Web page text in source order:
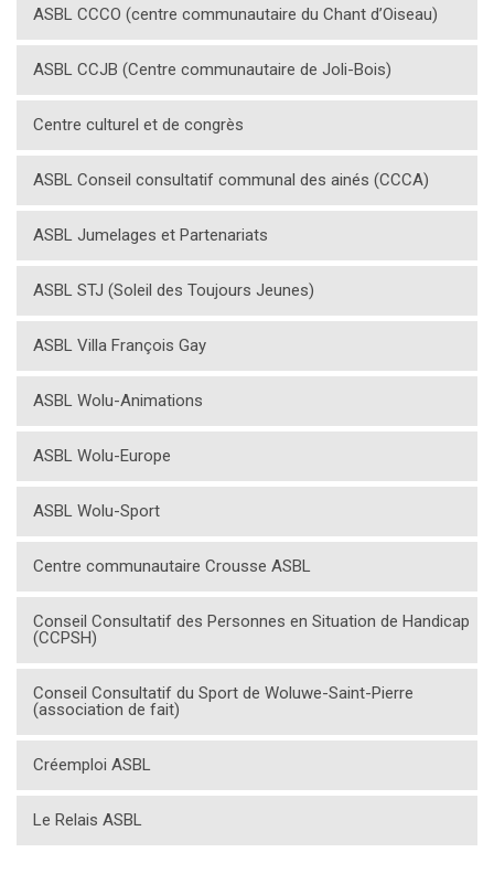
ASBL CCCO (centre communautaire du Chant d’Oiseau)
ASBL CCJB (Centre communautaire de Joli-Bois)
Centre culturel et de congrès
ASBL Conseil consultatif communal des ainés (CCCA)
ASBL Jumelages et Partenariats
ASBL STJ (Soleil des Toujours Jeunes)
ASBL Villa François Gay
ASBL Wolu-Animations
ASBL Wolu-Europe
ASBL Wolu-Sport
Centre communautaire Crousse ASBL
Conseil Consultatif des Personnes en Situation de Handicap
(CCPSH)
Conseil Consultatif du Sport de Woluwe-Saint-Pierre
(association de fait)
Créemploi ASBL
Le Relais ASBL